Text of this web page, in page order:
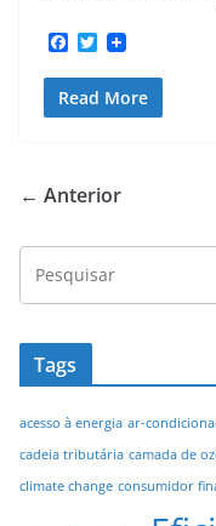
c
e
b
T
i
t
t
Read More
← Anterior
Tags
acesso à energia ar-
cadeia tributária camada de
climate change consumidor